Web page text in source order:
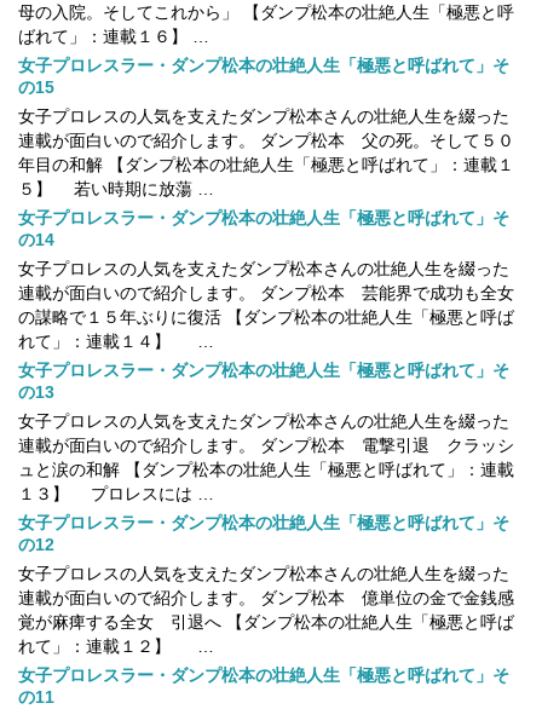
母の入院。そしてこれから」 【ダンプ松本の壮絶人生「極悪と呼
ばれて」：連載１６】 …
女子プロレスラー・ダンプ松本の壮絶人生「極悪と呼ばれて」そ
の15
女子プロレスの人気を支えたダンプ松本さんの壮絶人生を綴った
連載が面白いので紹介します。 ダンプ松本 父の死。そして５０
年目の和解 【ダンプ松本の壮絶人生「極悪と呼ばれて」：連載１
５】 若い時期に放蕩 …
女子プロレスラー・ダンプ松本の壮絶人生「極悪と呼ばれて」そ
の14
女子プロレスの人気を支えたダンプ松本さんの壮絶人生を綴った
連載が面白いので紹介します。 ダンプ松本 芸能界で成功も全女
の謀略で１５年ぶりに復活 【ダンプ松本の壮絶人生「極悪と呼ば
れて」：連載１４】 …
女子プロレスラー・ダンプ松本の壮絶人生「極悪と呼ばれて」そ
の13
女子プロレスの人気を支えたダンプ松本さんの壮絶人生を綴った
連載が面白いので紹介します。 ダンプ松本 電撃引退 クラッシ
ュと涙の和解 【ダンプ松本の壮絶人生「極悪と呼ばれて」：連載
１３】 プロレスには …
女子プロレスラー・ダンプ松本の壮絶人生「極悪と呼ばれて」そ
の12
女子プロレスの人気を支えたダンプ松本さんの壮絶人生を綴った
連載が面白いので紹介します。 ダンプ松本 億単位の金で金銭感
覚が麻痺する全女 引退へ 【ダンプ松本の壮絶人生「極悪と呼ば
れて」：連載１２】 …
女子プロレスラー・ダンプ松本の壮絶人生「極悪と呼ばれて」そ
の11